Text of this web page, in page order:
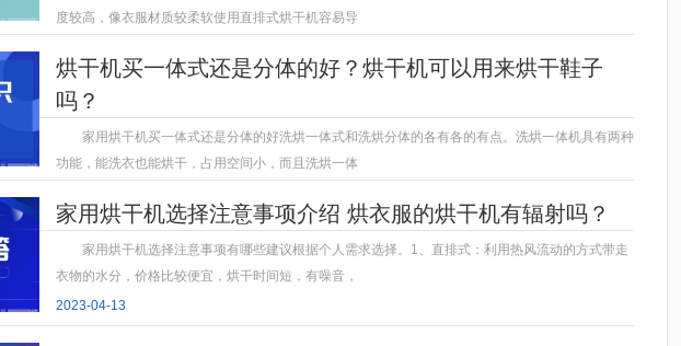
度较高，像衣服材质较柔软使用直排式烘干机容易导
烘干机买一体式还是分体的好？烘干机可以用来烘干鞋子
吗？
家用烘干机买一体式还是分体的好洗烘一体式和洗烘分体的各有各的有点。洗烘一体机具有两种
功能，能洗衣也能烘干，占用空间小，而且洗烘一体
家用烘干机选择注意事项介绍 烘衣服的烘干机有辐射吗？
家用烘干机选择注意事项有哪些建议根据个人需求选择。1、直排式：利用热风流动的方式带走
衣物的水分，价格比较便宜，烘干时间短，有噪音，
2023-04-13